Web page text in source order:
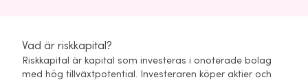
Vad är riskkapital?
Riskkapital är kapital som investeras i onoterade bolag
med hög tillväxtpotential. Investeraren köper aktier och